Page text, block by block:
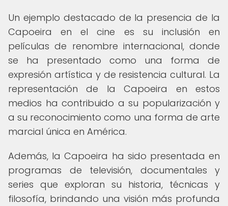
Un ejemplo destacado de la presencia de la
Capoeira en el cine es su inclusión en
películas de renombre internacional, donde
se ha presentado como una forma de
expresión artística y de resistencia cultural. La
representación de la Capoeira en estos
medios ha contribuido a su popularización y
a su reconocimiento como una forma de arte
marcial única en América.
Además, la Capoeira ha sido presentada en
programas de televisión, documentales y
series que exploran su historia, técnicas y
filosofía, brindando una visión más profunda